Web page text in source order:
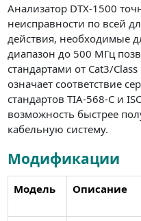
Анализатор DTX-1500
неисправности по всей
действия, необходимые
диапазон до 500 МГц
стандартами от Cat3/
означает соответствие
стандартов TIA-568-C и
возможность быстрее
кабельную систему.
Модификации
Модель Описание